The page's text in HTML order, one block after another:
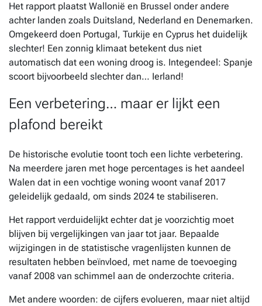
Het rapport plaatst Wallonië en Brussel onder andere
achter landen zoals Duitsland, Nederland en Denemarken.
Omgekeerd doen Portugal, Turkije en Cyprus het duidelijk
slechter! Een zonnig klimaat betekent dus niet
automatisch dat een woning droog is. Integendeel: Spanje
scoort bijvoorbeeld slechter dan… Ierland!
Een verbetering… maar er lijkt een
plafond bereikt
De historische evolutie toont toch een lichte verbetering.
Na meerdere jaren met hoge percentages is het aandeel
Walen dat in een vochtige woning woont vanaf 2017
geleidelijk gedaald, om sinds 2024 te stabiliseren.
Het rapport verduidelijkt echter dat je voorzichtig moet
blijven bij vergelijkingen van jaar tot jaar. Bepaalde
wijzigingen in de statistische vragenlijsten kunnen de
resultaten hebben beïnvloed, met name de toevoeging
vanaf 2008 van schimmel aan de onderzochte criteria.
Met andere woorden: de cijfers evolueren, maar niet altijd